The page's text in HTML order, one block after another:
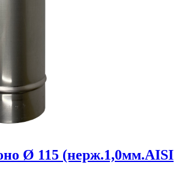
Ø 115 (нерж.1,0мм.AISI